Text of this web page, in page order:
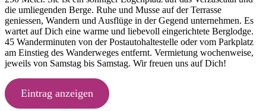
die umliegenden Berge. Ruhe und Musse auf der Terrasse
geniessen, Wandern und Ausflüge in der Gegend unternehmen. Es
wartet auf Dich eine warme und liebevoll eingerichtete Berglodge.
45 Wanderminuten von der Postautohaltestelle oder vom Parkplatz
am Einstieg des Wanderweges entfernt. Vermietung wochenweise,
jeweils von Samstag bis Samstag. Wir freuen uns auf Dich!
Eintrag anzeigen